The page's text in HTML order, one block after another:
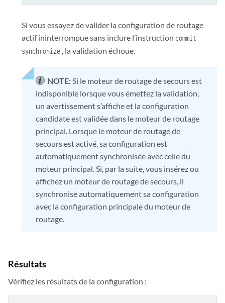
Si vous essayez de valider la configuration de routage
actif ininterrompue sans inclure l’instruction commit
synchronize , la validation échoue.
NOTE:Si le moteur de routage de secours est
indisponible lorsque vous émettez la validation,
un avertissement s’affiche et la configuration
candidate est validée dans le moteur de routage
principal. Lorsque le moteur de routage de
secours est activé, sa configuration est
automatiquement synchronisée avec celle du
moteur principal. Si, par la suite, vous insérez ou
affichez un moteur de routage de secours, il
synchronise automatiquement sa configuration
avec la configuration principale du moteur de
routage.
Résultats
Vérifiez les résultats de la configuration :